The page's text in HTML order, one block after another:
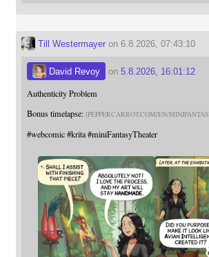
Till Westermayeron 6.8.2026, 07:43:10
David Revoy on 5.8.2026, 16:01:12
Authenticity Problem
Bonus timelapse: PEPPERCARROT.COM/EN/MINIFANTAS
#webcomic #krita #miniFantasyTheater